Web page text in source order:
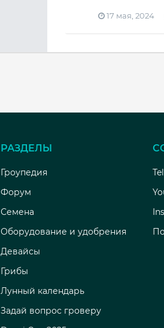
17 мая, 2024
РАЗДЕЛЫ
Гроупедия
Форум
Семена
Оборудование и удобрения
Девайсы
Грибы
Лунный календарь
Задай вопрос гроверу